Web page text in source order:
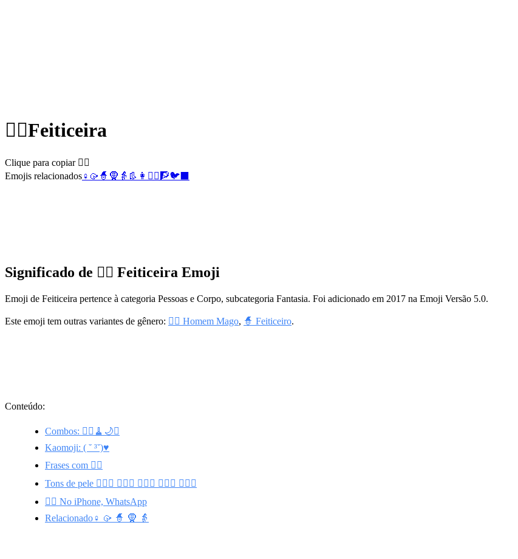
🧙‍♀️Feiticeira
Clique para copiar 🧙‍♀️
Emojis relacionados♀️ 🥠 🧙 🧕 👵 👢 👩 🧙‍♂️ 🧗🐦‍⬛
Significado de 🧙‍♀️ Feiticeira Emoji
Emoji de Feiticeira pertence à categoria Pessoas e Corpo, subcategoria Fantasia. Foi adicionado em 2017 na Emoji Versão 5.0.
Este emoji tem outras variantes de gênero: 🧙‍♂️ Homem Mago, 🧙 Feiticeiro.
Conteúdo:
Combos: 🧙‍♀️🧹🌙✨
Kaomoji: ( ˘ ³˘)♥
Frases com 🧙‍♀️
Tons de pele 🧙🏼‍♀️ 🧙🏽‍♀️ 🧙🏿‍♀️ 🧙🏻‍♀️ 🧙🏾‍♀️
🧙‍♀️ No iPhone, WhatsApp
Relacionado♀️ 🥠 🧙 🧕 👵